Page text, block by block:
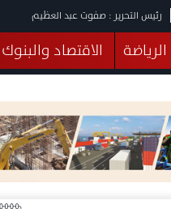
رئيس التحرير : صفوت عبد العظيم
الرياضة الاقتصاد والبنوك
صحة الثقافة خدمات